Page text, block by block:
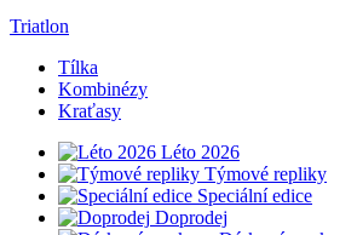
Triatlon
Tílka
Kombinézy
Kraťasy
Léto 2026
Týmové repliky
Speciální edice
Doprodej